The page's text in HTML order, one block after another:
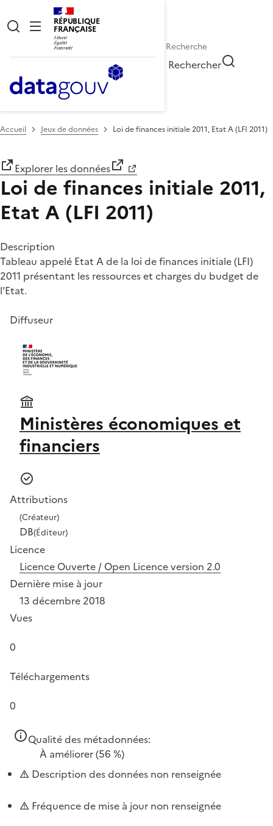
RÉPUBLIQUE
FRANÇAISE
Rechercher
Accueil Jeux de données Loi de finances initiale 2011, Etat A (LFI 2011)
Explorer les données
Loi de finances initiale 2011,
Etat A (LFI 2011)
Description
Tableau appelé Etat A de la loi de finances initiale (LFI)
2011 présentant les ressources et charges du budget de
l'Etat.
Diffuseur
Ministères économiques et
financiers
Attributions
(Créateur)
DB(Éditeur)
Licence
Licence Ouverte / Open Licence version 2.0
Dernière mise à jour
13 décembre 2018
Vues
0
Téléchargements
0
Qualité des métadonnées:
À améliorer(56 %)
Description des données non renseignée
Fréquence de mise à jour non renseignée